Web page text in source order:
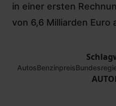
in einer ersten
von 6,6 Milliarden Euro
AutosBenzinpreis